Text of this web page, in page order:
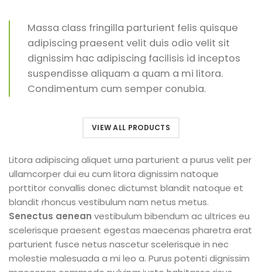
Massa class fringilla parturient felis quisque
adipiscing praesent velit duis odio velit sit
dignissim hac adipiscing facilisis id inceptos
suspendisse aliquam a quam a mi litora.
Condimentum cum semper conubia.
VIEW ALL PRODUCTS
Litora adipiscing aliquet urna parturient a purus velit per
ullamcorper dui eu cum litora dignissim natoque
porttitor convallis donec dictumst blandit natoque et
blandit rhoncus vestibulum nam netus metus.
Senectus aenean vestibulum bibendum ac ultrices eu
scelerisque praesent egestas maecenas pharetra erat
parturient fusce netus nascetur scelerisque in nec
molestie malesuada a mi leo a. Purus potenti dignissim